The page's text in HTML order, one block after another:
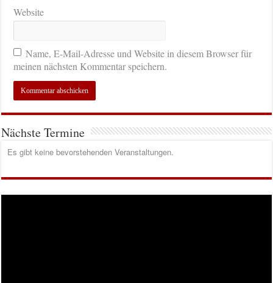
Website
Name, E-Mail-Adresse und Website in diesem Browser für
meinen nächsten Kommentar speichern.
Nächste Termine
Es gibt keine bevorstehenden Veranstaltungen.